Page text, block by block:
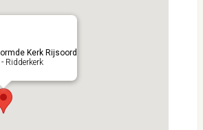
Kerk Rijsoord
Ridderkerk